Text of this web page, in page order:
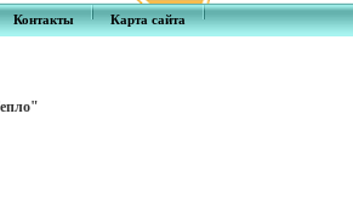
Контакты Карта сайта